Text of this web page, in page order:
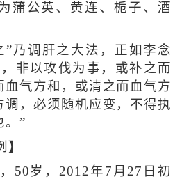
蒲公英、黄连、栀子、酒
乃调肝之大法，正如李念
非以攻伐为事，或补之而
血气方和，或清之而血气方
调，必须随机应变，不得执
。”
50岁，2012年7月27日初